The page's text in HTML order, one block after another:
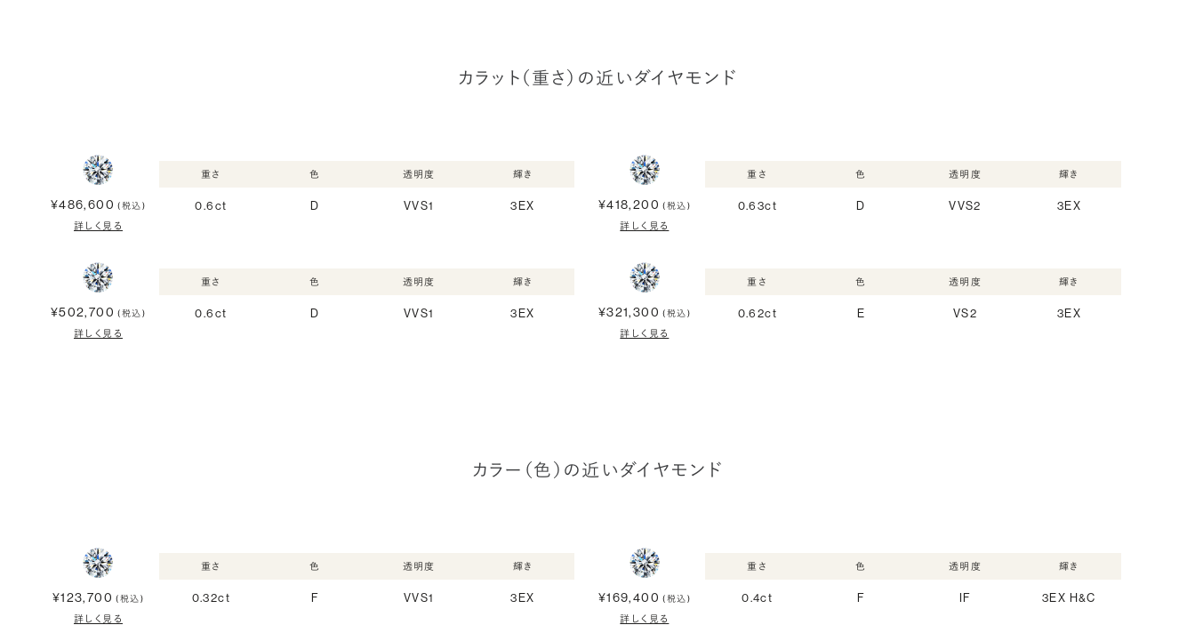
カラット（重さ）の近いダイヤモンド
¥486,600 (税込)
詳しく見る
重さ
0.6ct
色
D
透明度
VVS1
輝き
3EX ¥418,200 (税込)
詳しく見る
重さ
0.63ct
色
D
透明度
VVS2
輝き
3EX
¥502,700 (税込)
詳しく見る
重さ
0.6ct
色
D
透明度
VVS1
輝き
3EX ¥321,300 (税込)
詳しく見る
重さ
0.62ct
色
E
透明度
VS2
輝き
3EX
カラー（色）の近いダイヤモンド
¥123,700 (税込)
詳しく見る
重さ
0.32ct
色
F
透明度
VVS1
輝き
3EX ¥169,400 (税込)
詳しく見る
重さ
0.4ct
色
F
透明度
IF
輝き
3EX H&C